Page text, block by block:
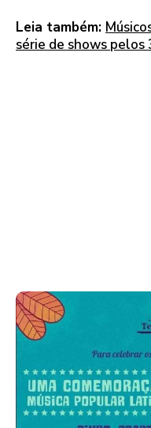
Leia também:
série de shows pelos